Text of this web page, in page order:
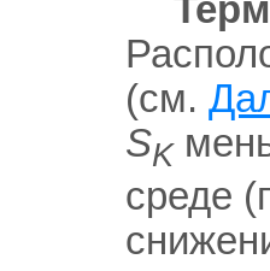
(см.
SK
среде